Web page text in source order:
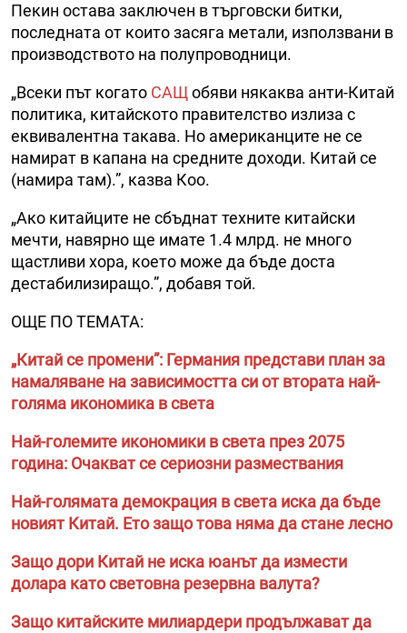
Пекин остава заключен в търговски битки,
последната от които засяга метали, използвани в
производството на полупроводници.
„Всеки път когато САЩобяви някаква анти-Китай
политика, китайското правителство излиза с
еквивалентна такава. Но американците не се
намират в капана на средните доходи. Китай се
(намира там).”, казва Коо.
„Ако китайците не сбъднат техните китайски
мечти, навярно ще имате 1.4 млрд. не много
щастливи хора, което може да бъде доста
дестабилизиращо.”, добавя той.
ОЩЕ ПО ТЕМАТА:
„Китай се промени”: Германия представи план за
намаляване на зависимостта си от втората най-
голяма икономика в света
Най-големите икономики в света през 2075
година: Очакват се сериозни размествания
Най-голямата демокрация в света иска да бъде
новият Китай. Ето защо това няма да стане лесно
Защо дори Китай не иска юанът да измести
долара като световна резервна валута?
Защо китайските милиардери продължават да